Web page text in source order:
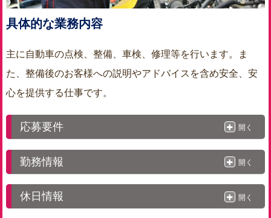
具体的な業務内容
主に自動車の点検、整備、車検、修理等を行います。ま
た、整備後のお客様への説明やアドバイスを含め安全、安
心を提供する仕事です。
応募要件 開く
勤務情報 開く
休日情報 開く